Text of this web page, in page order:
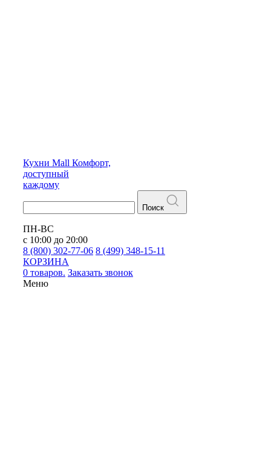
Кухни Mall Комфорт,
доступный
каждому
Поиск
ПН-ВС
с 10:00 до 20:00
8 (800) 302-77-06 8 (499) 348-15-11
КОРЗИНА
0 товаров. Заказать звонок
Меню